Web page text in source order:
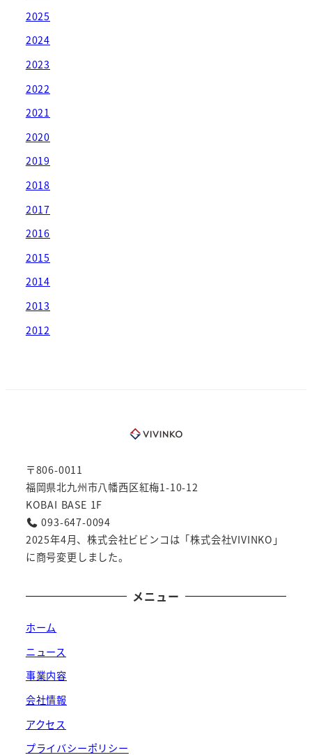
2025
2024
2023
2022
2021
2020
2019
2018
2017
2016
2015
2014
2013
2012
〒806-0011
福岡県北九州市八幡西区紅梅1-10-12
KOBAI BASE 1F
093-647-0094
2025年4月、株式会社ビビンコは「株式会社VIVINKO」
に商号変更しました。
メニュー
ホーム
ニュース
事業内容
会社情報
アクセス
プライバシーポリシー